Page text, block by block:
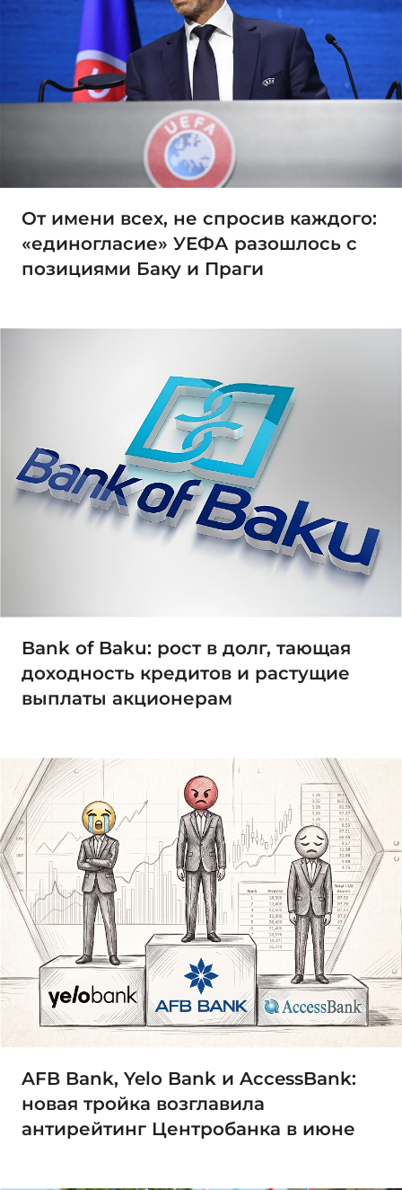
От имени всех, не спросив каждого:
«единогласие» УЕФА разошлось с
позициями Баку и Праги
Bank of Baku: рост в долг, тающая
доходность кредитов и растущие
выплаты акционерам
AFB Bank, Yelo Bank и AccessBank:
новая тройка возглавила
антирейтинг Центробанка в июне